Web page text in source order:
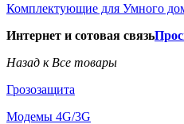
Комплектующие для Умного
Интернет и сотовая связь
Назад к Все товары
Грозозащита
Модемы 4G/3G